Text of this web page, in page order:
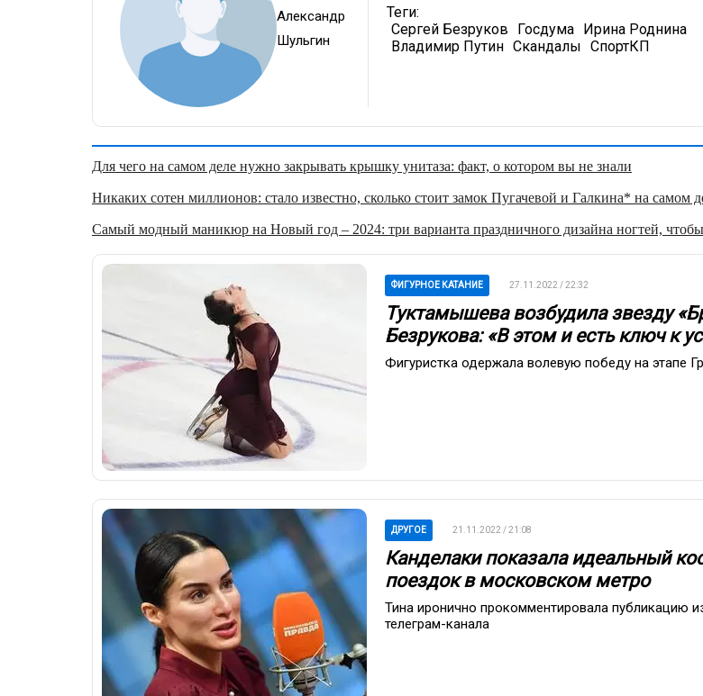
Александр
Шульгин
Теги:
Сергей Безруков
Госдума Ирина Роднина
Владимир Путин Скандалы СпортКП
Для чего на самом деле нужно закрывать крышку унитаза: факт, о котором вы не знали
Никаких сотен миллионов: стало известно, сколько стоит замок Пугачевой и Галкина* на самом
Самый модный маникюр на Новый год – 2024: три варианта праздничного дизайна ногтей, чтобы
ФИГУРНОЕ КАТАНИЕ 27.11.2022 / 22:32
Туктамышева возбудила звезду
Безрукова: «В этом и есть ключ к
Фигуристка одержала волевую победу на этапе
ДРУГОЕ 21.11.2022 / 21:08
Канделаки показала идеальный
поездок в московском метро
Тина иронично прокомментировала публикацию
телеграм-канала